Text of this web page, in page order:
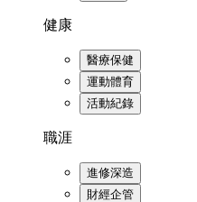
健康
醫療保健
運動體育
活動紀錄
職涯
進修深造
財經企管